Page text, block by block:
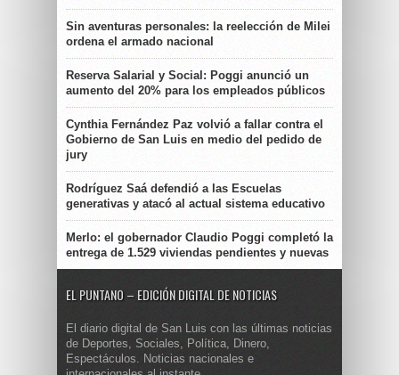
Sin aventuras personales: la reelección de Milei
ordena el armado nacional
Reserva Salarial y Social: Poggi anunció un
aumento del 20% para los empleados públicos
Cynthia Fernández Paz volvió a fallar contra el
Gobierno de San Luis en medio del pedido de
jury
Rodríguez Saá defendió a las Escuelas
generativas y atacó al actual sistema educativo
Merlo: el gobernador Claudio Poggi completó la
entrega de 1.529 viviendas pendientes y nuevas
EL PUNTANO – EDICIÓN DIGITAL DE NOTICIAS
El diario digital de San Luis con las últimas noticias
de Deportes, Sociales, Política, Dinero,
Espectáculos. Noticias nacionales e